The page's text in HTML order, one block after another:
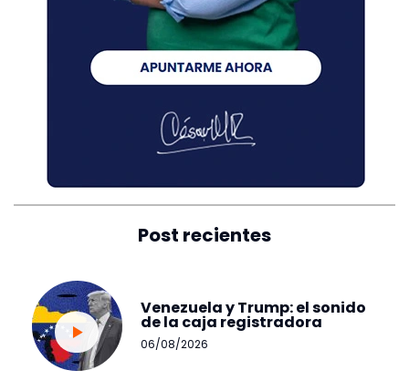
Post recientes
Venezuela y Trump: el sonido
de la caja registradora
06/08/2026